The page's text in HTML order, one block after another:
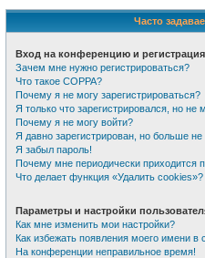
Часто
Вход на конференцию и регистрация
Зачем мне нужно регистрироваться?
Что такое COPPA?
Почему я не могу зарегистрироваться?
Я только что зарегистрировался, но не
Почему я не могу войти?
Я давно зарегистрирован, но больше не
Я забыл пароль!
Почему мне периодически приходится
Что делает функция «Удалить cookies»?
Параметры и настройки
Как мне изменить мои настройки?
Как избежать появления моего имени в
На конференции неправильное время!